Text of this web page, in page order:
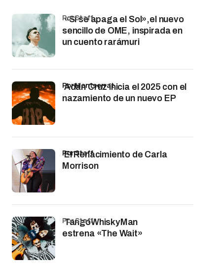
«Si se apaga el Sol»,el nuevo
sencillo de OME, inspirada en
un cuento rarámuri
por Staff
Adán Cruz inicia el 2025 con el
nazamiento de un nuevo EP
por Montserrat
El Renacimiento de Carla
Morrison
por Staff
TangoWhiskyMan
estrena «The Wait»
por Staff